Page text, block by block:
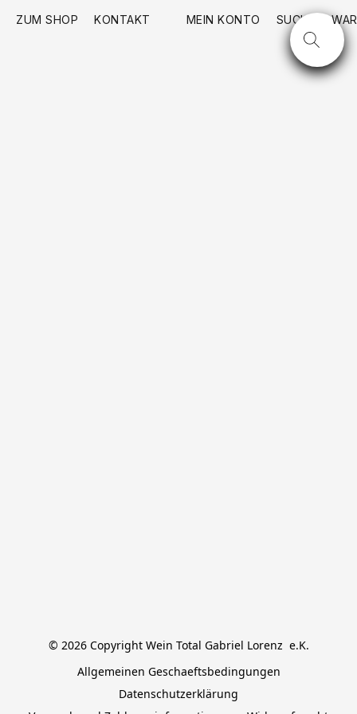
ZUM SHOP KONTAKT MEIN KONTO SUCHE
© 2026 Copyright Wein Total Gabriel Lorenz  e.K.
Allgemeinen Geschaeftsbedingungen
Datenschutzerklärung